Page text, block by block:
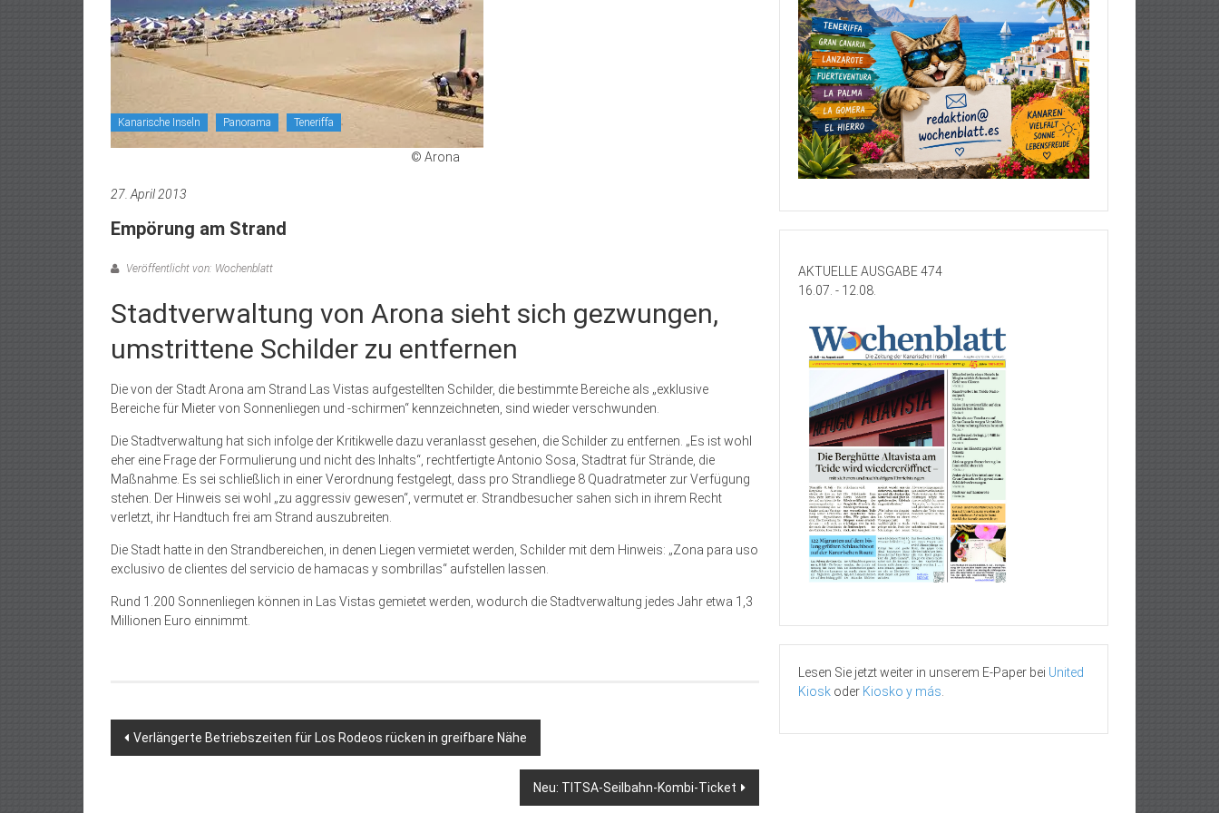
Kanarische Inseln Panorama Teneriffa
© Arona
27. April 2013
Empörung am Strand
Veröffentlicht von: Wochenblatt
Stadtverwaltung von Arona sieht sich gezwungen,
umstrittene Schilder zu entfernen
Die von der Stadt Arona am Strand Las Vistas aufgestellten Schilder, die bestimmte Bereiche als „exklusive
Bereiche für Mieter von Sonnenliegen und -schirmen“ kennzeichneten, sind wieder verschwunden.
Die Stadtverwaltung hat sich infolge der Kritikwelle dazu veranlasst gesehen, die Schilder zu entfernen. „Es ist wohl
eher eine Frage der Formulierung und nicht des Inhalts“, rechtfertigte Antonio Sosa, Stadtrat für Strände, die
Maßnahme. Es sei schließlich in einer Verordnung festgelegt, dass pro Strandliege 8 Quadratmeter zur Verfügung
stehen. Der Hinweis sei wohl „zu aggressiv gewesen“, vermutet er. Strandbesucher sahen sich in ihrem Recht
verletzt, ihr Handtuch frei am Strand auszubreiten.
Die Stadt hatte in den Strandbereichen, in denen Liegen vermietet werden, Schilder mit dem Hinweis: „Zona para uso
exclusivo de clientes del servicio de hamacas y sombrillas“ aufstellen lassen.
Rund 1.200 Sonnenliegen können in Las Vistas gemietet werden, wodurch die Stadtverwaltung jedes Jahr etwa 1,3
Millionen Euro einnimmt.
Beitragsnavigation
Verlängerte Betriebszeiten für Los Rodeos rücken in greifbare Nähe
Neu: TITSA-Seilbahn-Kombi-Ticket
AKTUELLE AUSGABE 474
16.07. - 12.08.
Lesen Sie jetzt weiter in unserem E-Paper bei United
Kiosk oder Kiosko y más